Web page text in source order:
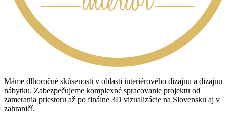
Máme dlhoročné skúsenosti v oblasti interiérového dizajnu a dizajnu
nábytku. Zabezpečujeme komplexné spracovanie projektu od
zamerania priestoru až po finálne 3D vizualizácie na Slovensku aj v
zahraničí.